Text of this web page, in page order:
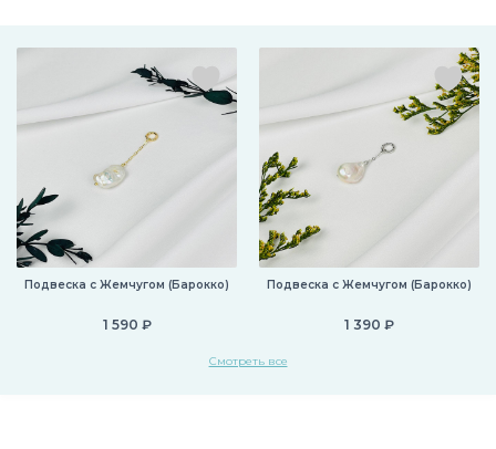
Подвеска с Жемчугом (Барокко)
1 590 ₽
Подвеска с Жемчугом (Барокко)
1 390 ₽
Смотреть все